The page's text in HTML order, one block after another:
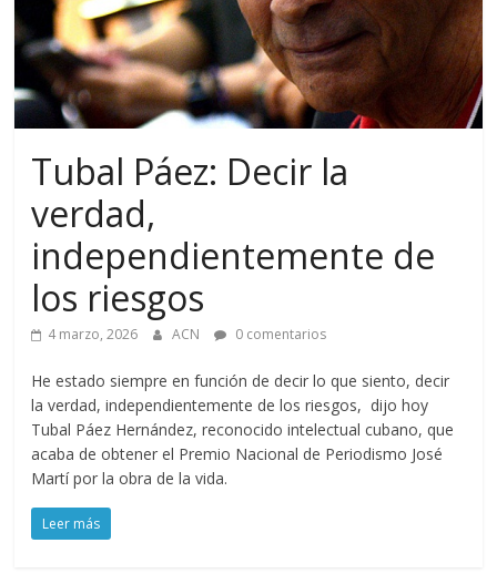
Tubal Páez: Decir la
verdad,
independientemente de
los riesgos
4 marzo, 2026 ACN 0 comentarios
He estado siempre en función de decir lo que siento, decir
la verdad, independientemente de los riesgos, dijo hoy
Tubal Páez Hernández, reconocido intelectual cubano, que
acaba de obtener el Premio Nacional de Periodismo José
Martí por la obra de la vida.
Leer más